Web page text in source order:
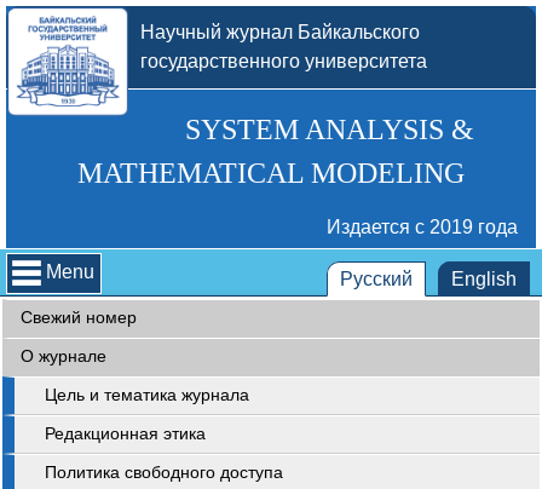
Научный журнал Байкальского
государственного университета
SYSTEM ANALYSIS &
MATHEMATICAL MODELING
Издается с 2019 года
Menu Русский English
Свежий номер
О журнале
Цель и тематика журнала
Редакционная этика
Политика свободного доступа